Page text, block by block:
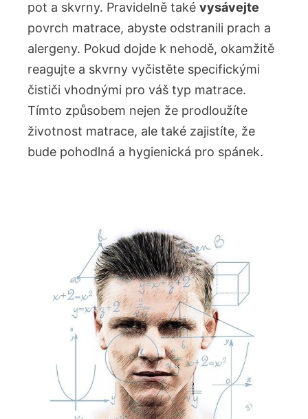
pot a skvrny. Pravidelně také vysávejte
povrch matrace, abyste odstranili prach a
alergeny. Pokud dojde k nehodě, okamžitě
reagujte a skvrny vyčistěte specifickými
čističi vhodnými pro váš typ matrace.
Tímto způsobem nejen že prodloužíte
životnost matrace, ale také zajistíte, že
bude pohodlná a hygienická pro spánek.